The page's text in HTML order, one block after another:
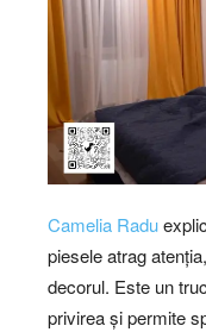
Camelia Radu
piesele atrag
decorul. Este un
privirea și permite